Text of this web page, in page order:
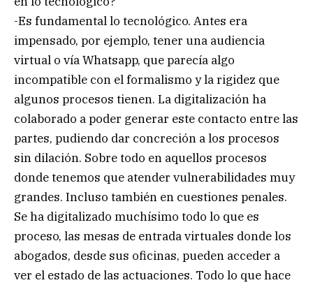
-Es fundamental lo tecnológico. Antes era
impensado, por ejemplo, tener una audiencia
virtual o vía Whatsapp, que parecía algo
incompatible con el formalismo y la rigidez que
algunos procesos tienen. La digitalización ha
colaborado a poder generar este contacto entre las
partes, pudiendo dar concreción a los procesos
sin dilación. Sobre todo en aquellos procesos
donde tenemos que atender vulnerabilidades muy
grandes. Incluso también en cuestiones penales.
Se ha digitalizado muchísimo todo lo que es
proceso, las mesas de entrada virtuales donde los
abogados, desde sus oficinas, pueden acceder a
ver el estado de las actuaciones. Todo lo que hace